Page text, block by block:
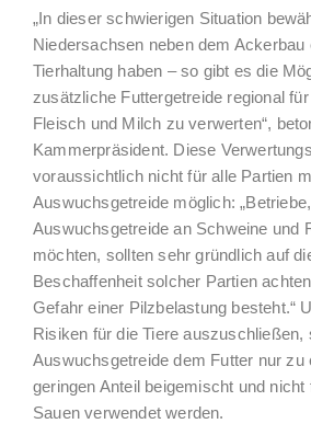
„In dieser schwierigen Situation
Niedersachsen neben dem
Tierhaltung haben – so gibt es die
zusätzliche Futtergetreide regional
Fleisch und Milch zu verwerten“,
Kammerpräsident. Diese
voraussichtlich nicht für alle Partien
Auswuchsgetreide möglich:
Auswuchsgetreide an Schweine und
möchten, sollten sehr gründlich auf
Beschaffenheit solcher Partien
Gefahr einer Pilzbelastung besteht.“
Risiken für die Tiere auszuschließen,
Auswuchsgetreide dem Futter nur zu
geringen Anteil beigemischt und nicht
Sauen verwendet werden.